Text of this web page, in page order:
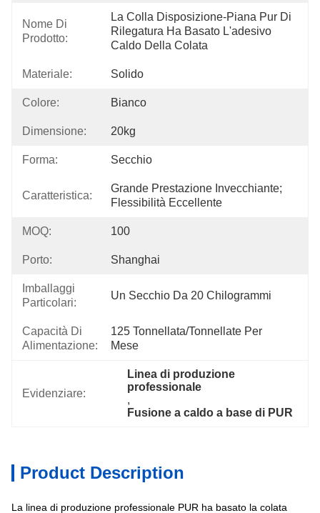
Nome Di
Prodotto:
La Colla Disposizione-Piana Pur Di
Rilegatura Ha Basato L'adesivo
Caldo Della Colata
Materiale: Solido
Colore: Bianco
Dimensione: 20kg
Forma: Secchio
Caratteristica:
Grande Prestazione Invecchiante;
Flessibilità Eccellente
MOQ: 100
Porto: Shanghai
Imballaggi
Particolari:
Un Secchio Da 20 Chilogrammi
Capacità Di
Alimentazione:
125 Tonnellata/tonnellate Per
Mese
Evidenziare:
Linea di produzione
professionale
,
Fusione a caldo a base di PUR
Product Description
La linea di produzione professionale PUR ha basato la colata